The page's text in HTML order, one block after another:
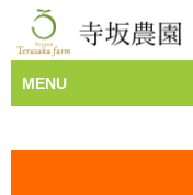
MENU